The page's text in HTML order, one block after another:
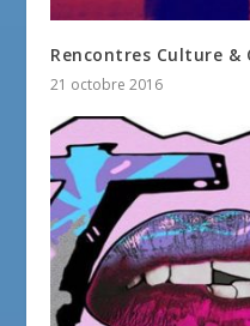
Rencontres Culture &
21 octobre 2016